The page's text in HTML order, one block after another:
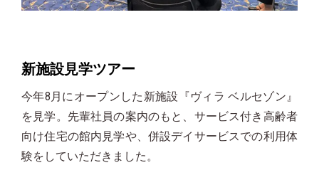
新施設見学ツアー
今年8月にオープンした新施設『ヴィラ ベルセゾン』
を見学。先輩社員の案内のもと、サービス付き高齢者
向け住宅の館内見学や、併設デイサービスでの利用体
験をしていただきました。